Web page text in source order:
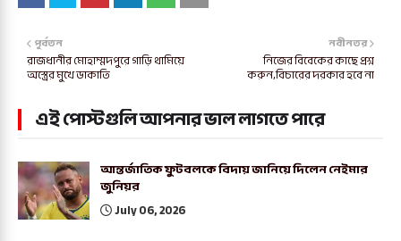
নবীনতর
নিজের বিবেকের কাছে প্রশ্ন
করুন,বিচারের দরকার হবে না
পূর্বতন
রাজধানীর মোহাম্মদপুরে গাড়ি থামিয়ে
অস্ত্রের মুখে ডাকাতি
এই পোস্টগুলি আপনার ভাল লাগতে পারে
আন্তর্জাতিক ফুটবলকে বিদায় জানিয়ে দিলেন নেইমার
জুনিয়র
July 06, 2026